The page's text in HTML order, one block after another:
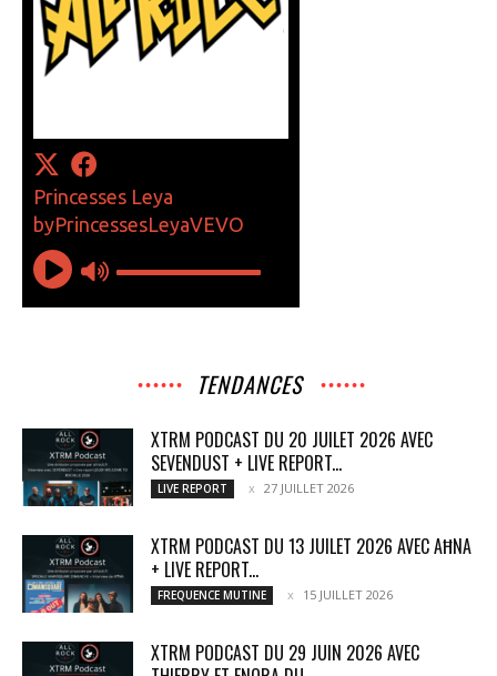
TENDANCES
XTRM PODCAST DU 20 JUILET 2026 AVEC
SEVENDUST + LIVE REPORT...
LIVE REPORT 27 JUILLET 2026
XTRM PODCAST DU 13 JUILET 2026 AVEC AĦNA
+ LIVE REPORT...
FREQUENCE MUTINE 15 JUILLET 2026
XTRM PODCAST DU 29 JUIN 2026 AVEC